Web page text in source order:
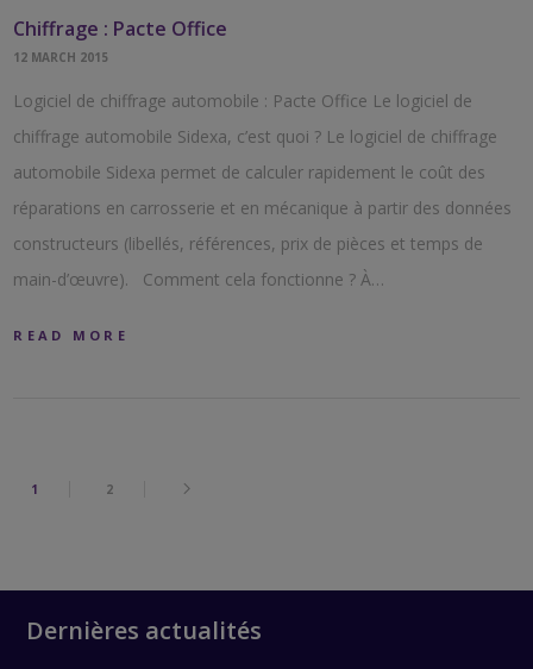
Chiffrage : Pacte Office
12 MARCH 2015
Logiciel de chiffrage automobile : Pacte Office Le logiciel de
chiffrage automobile Sidexa, c’est quoi ? Le logiciel de chiffrage
automobile Sidexa permet de calculer rapidement le coût des
réparations en carrosserie et en mécanique à partir des données
constructeurs (libellés, références, prix de pièces et temps de
main-d’œuvre). Comment cela fonctionne ? À…
READ MORE
1 2
Dernières actualités